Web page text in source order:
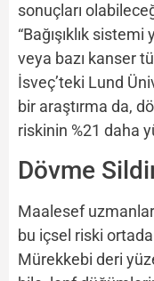
sonuçları
“Bağışıklık
veya bazı kanser
İsveç’teki Lund
bir araştırma da,
riskinin %21 daha
Dövme
Maalesef
bu içsel riski
Mürekkebi deri